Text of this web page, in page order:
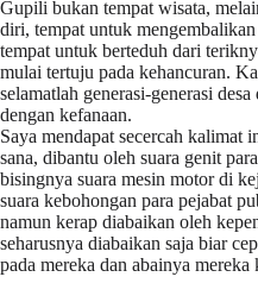
Gupili bukan tempat wisata,
diri, tempat untuk
tempat untuk berteduh dari
mulai tertuju pada kehancuran.
selamatlah generasi-generasi
dengan kefanaan.
Saya mendapat secercah kalimat
sana, dibantu oleh suara genit
bisingnya suara mesin motor di
suara kebohongan para pejabat
namun kerap diabaikan oleh
seharusnya diabaikan saja biar
pada mereka dan abainya mereka